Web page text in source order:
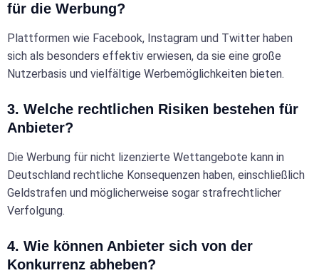
für die Werbung?
Plattformen wie Facebook, Instagram und Twitter haben
sich als besonders effektiv erwiesen, da sie eine große
Nutzerbasis und vielfältige Werbemöglichkeiten bieten.
3. Welche rechtlichen Risiken bestehen für
Anbieter?
Die Werbung für nicht lizenzierte Wettangebote kann in
Deutschland rechtliche Konsequenzen haben, einschließlich
Geldstrafen und möglicherweise sogar strafrechtlicher
Verfolgung.
4. Wie können Anbieter sich von der
Konkurrenz abheben?